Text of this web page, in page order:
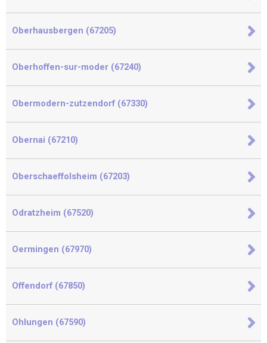
Oberhausbergen (67205)
Oberhoffen-sur-moder (67240)
Obermodern-zutzendorf (67330)
Obernai (67210)
Oberschaeffolsheim (67203)
Odratzheim (67520)
Oermingen (67970)
Offendorf (67850)
Ohlungen (67590)